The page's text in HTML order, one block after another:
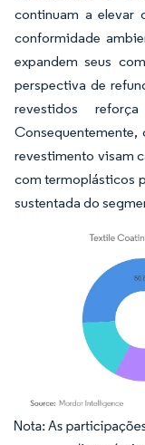
continuam a elevar
conformidade
expandem seus
perspectiva de
revestidos
revestimento visam
com termoplásticos
sustentada do
Imagem © Mordor